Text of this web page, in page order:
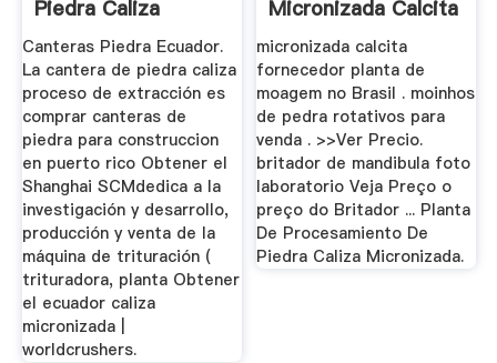
Piedra Caliza
Micronizada
Canteras Piedra Ecuador.
La cantera de piedra caliza
proceso de extracción es
comprar canteras de
piedra para construccion
en puerto rico Obtener el
Shanghai SCMdedica a la
investigación y desarrollo,
producción y venta de la
máquina de trituración (
trituradora, planta Obtener
el ecuador caliza
micronizada |
worldcrushers.
Micronizada Calcita
micronizada calcita
fornecedor planta de
moagem no Brasil . moinhos
de pedra rotativos para
venda . >>Ver Precio.
britador de mandibula foto
laboratorio Veja Preço o
preço do Britador ... Planta
De Procesamiento De
Piedra Caliza Micronizada.